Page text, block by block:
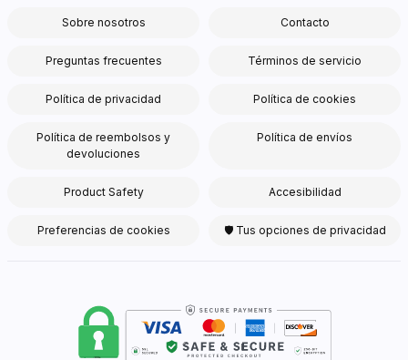
Sobre nosotros Contacto
Preguntas frecuentes Términos de servicio
Política de privacidad Política de cookies
Política de reembolsos y
devoluciones
Política de envíos
Product Safety Accesibilidad
Preferencias de cookies 🛡 Tus opciones de privacidad